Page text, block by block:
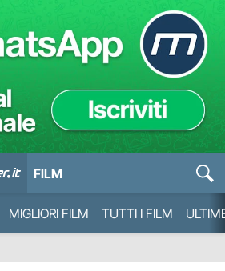
FILM
MIGLIORI FILM TUTTI I FILM